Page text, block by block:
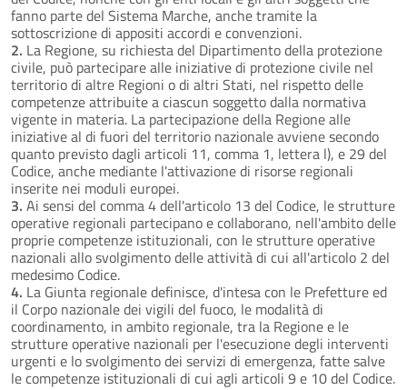
fanno parte del Sistema Marche, anche tramite la
sottoscrizione di appositi accordi e convenzioni.
2. La Regione, su richiesta del Dipartimento della protezione
civile, può partecipare alle iniziative di protezione civile nel
territorio di altre Regioni o di altri Stati, nel rispetto delle
competenze attribuite a ciascun soggetto dalla normativa
vigente in materia. La partecipazione della Regione alle
iniziative al di fuori del territorio nazionale avviene secondo
quanto previsto dagli articoli 11, comma 1, lettera l), e 29 del
Codice, anche mediante l'attivazione di risorse regionali
inserite nei moduli europei.
3. Ai sensi del comma 4 dell'articolo 13 del Codice, le strutture
operative regionali partecipano e collaborano, nell'ambito delle
proprie competenze istituzionali, con le strutture operative
nazionali allo svolgimento delle attività di cui all'articolo 2 del
medesimo Codice.
4. La Giunta regionale definisce, d'intesa con le Prefetture ed
il Corpo nazionale dei vigili del fuoco, le modalità di
coordinamento, in ambito regionale, tra la Regione e le
strutture operative nazionali per l'esecuzione degli interventi
urgenti e lo svolgimento dei servizi di emergenza, fatte salve
le competenze istituzionali di cui agli articoli 9 e 10 del Codice.